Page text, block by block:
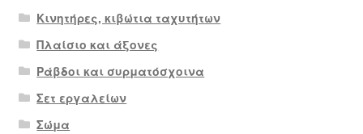
Κινητήρες, κιβώτια ταχυτήτων
Πλαίσιο και άξονες
Ράβδοι και συρματόσχοινα
Σετ εργαλείων
Σώμα